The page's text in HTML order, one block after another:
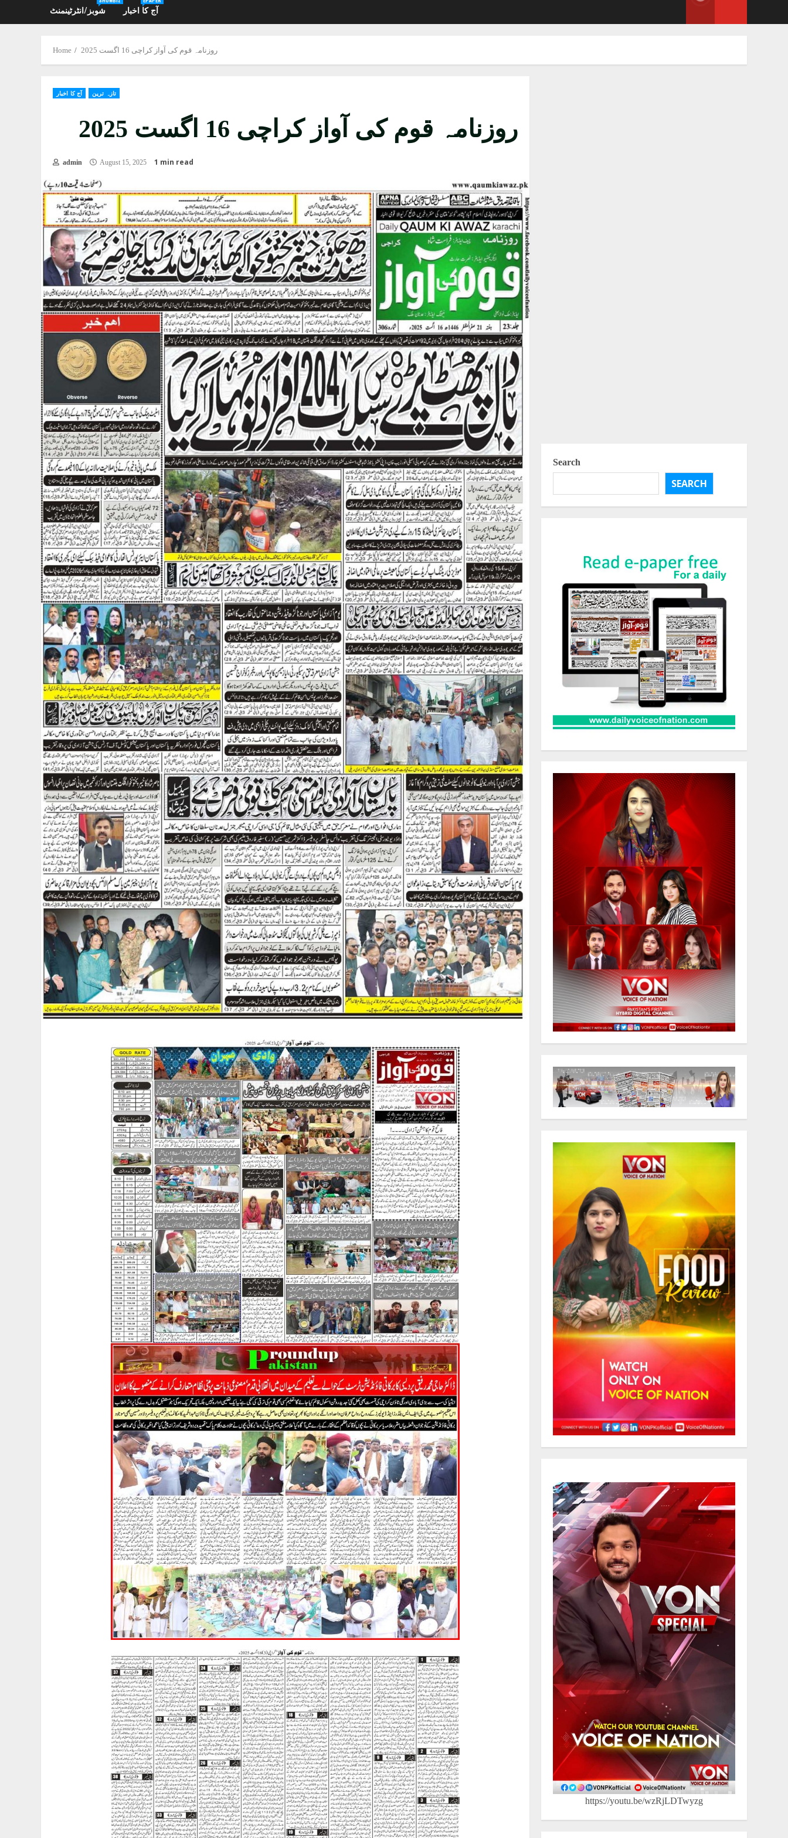
شوبز/انٹرٹینمنٹ آج کا اخبار
Home روزنامہ قوم کی آواز کراچی 16 اگست 2025
آج کا اخبار تازہ ترین
روزنامہ قوم کی آواز کراچی 16 اگست 2025
admin August 15, 2025 1 min read
Search
SEARCH